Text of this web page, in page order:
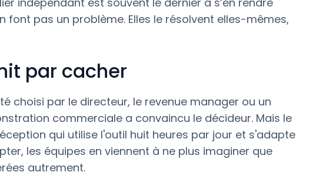
font pas un problème. Elles le résolvent elles-mêmes,
par cacher
choisi par le directeur, le revenue manager ou un
commerciale a convaincu le décideur. Mais le
qui utilise l'outil huit heures par jour et s'adapte
les équipes en viennent à ne plus imaginer que
autrement.